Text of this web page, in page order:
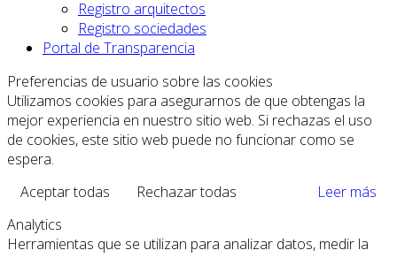
Registro arquitectos
Registro sociedades
Portal de Transparencia
Preferencias de usuario sobre las cookies
Utilizamos cookies para asegurarnos de que obtengas la
mejor experiencia en nuestro sitio web. Si rechazas el uso
de cookies, este sitio web puede no funcionar como se
espera.
Aceptar todas
Rechazar todas
Leer más
Analytics
Herramientas que se utilizan para analizar datos, medir la